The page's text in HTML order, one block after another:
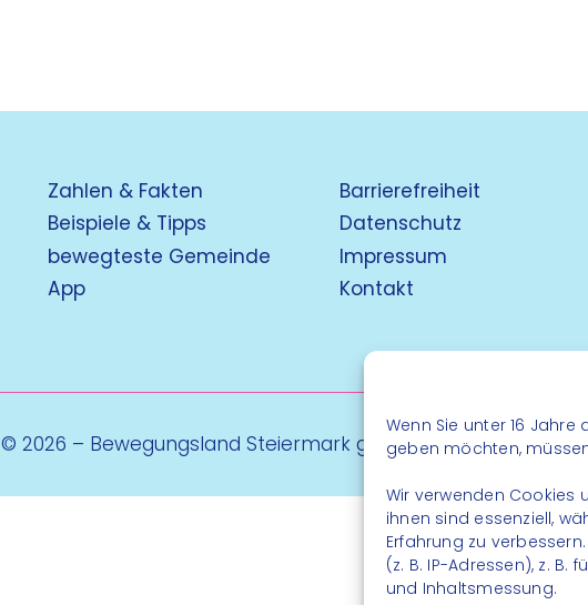
Wenn Sie unter 16
geben möchten,
Wir verwenden Cookies
ihnen sind essenziell,
Erfahrung zu
(z. B. IP-Adressen), z.
und Inhaltsmessung.
Zahlen & Fakten
Beispiele & Tipps
bewegteste Gemeinde
App
Barrierefreiheit
Datenschutz
Impressum
Kontakt
© 2026 – Bewegungsland Steiermark gGmbH - Alle Rechte